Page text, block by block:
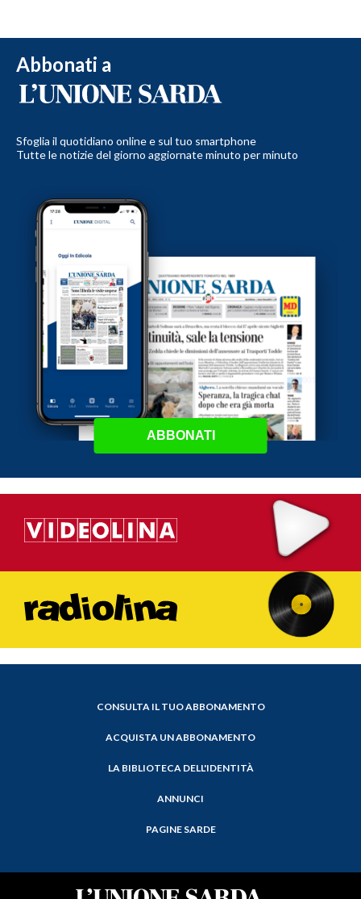
Abbonati a
Sfoglia il quotidiano online e sul tuo smartphone
Tutte le notizie del giorno aggiornate minuto per minuto
ABBONATI
CONSULTA IL TUO ABBONAMENTO
ACQUISTA UN ABBONAMENTO
LA BIBLIOTECA DELL'IDENTITÀ
ANNUNCI
PAGINE SARDE